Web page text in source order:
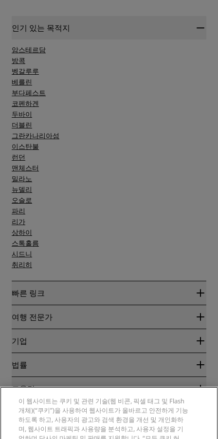
인기 있는 목적지
암스테르담
방콕
벵갈루루
베를린
부다페스트
코펜하겐
두바이
더블린
그란카나리아섬
이스탄불
런던
맨체스터
밀라노
뉴델리
오슬로
파리
리가
상하이
스톡홀름
시드니
취리히
빠른 링크
Radisson Rewards
블로그
여행지
Radisson Hotels APP
Sports Approved 호텔
가족 친화적 호텔
건강 및 안전
여행 전문가
파트너
기업
Radisson Hotel Group
RHG 채용
EHL 채용
The Club by RHG
성장의 기회
법률
개인정보 고지
법적 고지
Radisson Rewards 이용 약관
사이트 사용 계약
디지털 접근성
도움말
소비자 경고
연락처
FAQ
소셜 미디어
이 웹사이트는 쿠키 및 관련 기술(웹 비콘, 픽셀 태그 및 Flash
개체)(“쿠키”)을 사용하여 웹사이트가 올바르고 안전하게 기능
하도록 하고, 사용자의 광고와 검색 환경을 개선 및 개인화하
며, 웹사이트 트래픽과 사용량을 분석하고, 사용자 설정을 기